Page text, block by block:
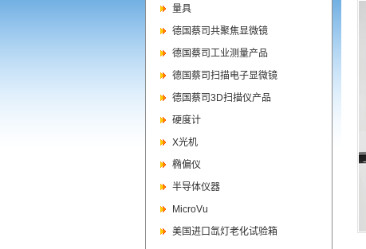
量具
德国蔡司共聚焦显微镜
德国蔡司工业测量产品
德国蔡司扫描电子显微镜
德国蔡司3D扫描仪产品
硬度计
X光机
椭偏仪
半导体仪器
MicroVu
美国进口氙灯老化试验箱